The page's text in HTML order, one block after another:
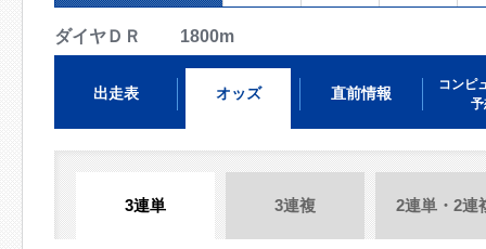
ダイヤＤＲ 1800m
出走表 オッズ 直前情報
コンピ
予
3連単 3連複 2連単・2連